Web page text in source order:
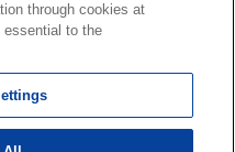
その他不動産業務ソリューシ
合せはこちら
through cookies at
essential to the